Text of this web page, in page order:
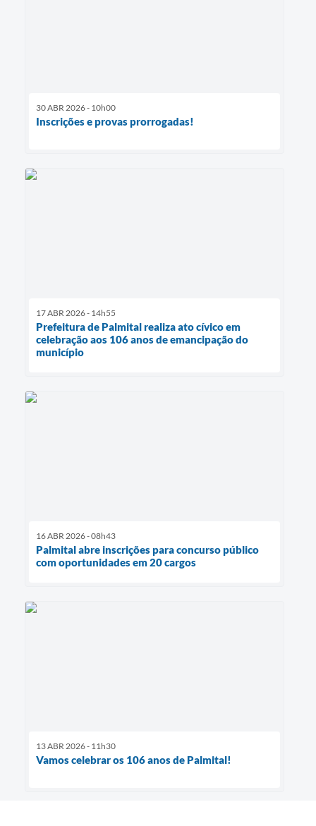
30 ABR 2026 - 10h00
Inscrições e provas prorrogadas!
17 ABR 2026 - 14h55
Prefeitura de Palmital realiza ato cívico em
celebração aos 106 anos de emancipação do
município
16 ABR 2026 - 08h43
Palmital abre inscrições para concurso público
com oportunidades em 20 cargos
13 ABR 2026 - 11h30
Vamos celebrar os 106 anos de Palmital!